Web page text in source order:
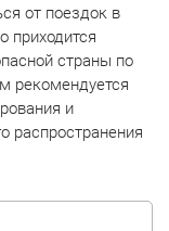
от поездок в
приходится
страны по
рекомендуется
и
распространения